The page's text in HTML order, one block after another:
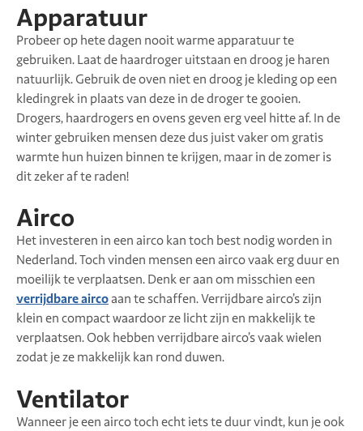
Apparatuur
Probeer op hete dagen nooit warme apparatuur te
gebruiken. Laat de haardroger uitstaan en droog je haren
natuurlijk. Gebruik de oven niet en droog je kleding op een
kledingrek in plaats van deze in de droger te gooien.
Drogers, haardrogers en ovens geven erg veel hitte af. In de
winter gebruiken mensen deze dus juist vaker om gratis
warmte hun huizen binnen te krijgen, maar in de zomer is
dit zeker af te raden!
Airco
Het investeren in een airco kan toch best nodig worden in
Nederland. Toch vinden mensen een airco vaak erg duur en
moeilijk te verplaatsen. Denk er aan om misschien een
verrijdbare aircoaan te schaffen. Verrijdbare airco’s zijn
klein en compact waardoor ze licht zijn en makkelijk te
verplaatsen. Ook hebben verrijdbare airco’s vaak wielen
zodat je ze makkelijk kan rond duwen.
Ventilator
Wanneer je een airco toch echt iets te duur vindt, kun je ook